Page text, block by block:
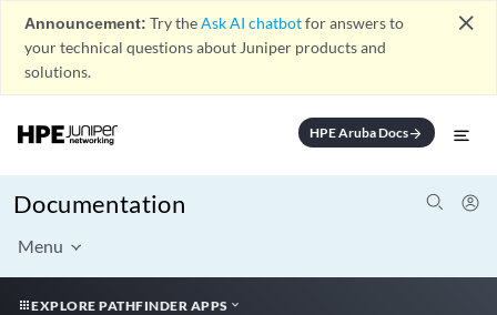
Announcement: Try theAsk AI chatbotfor answers to
your technical questions about Juniper products and
solutions.
close
HPE Aruba Docsarrow_forward
Documentation
Menu
EXPLORE PATHFINDER APPS